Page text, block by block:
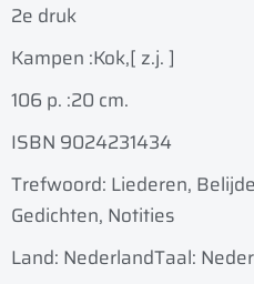
2e druk
Kampen :Kok,[ z.j. ]
106 p. :20 cm.
ISBN 9024231434
Trefwoord: Liederen,
Gedichten, Notities
Land: NederlandTaal: